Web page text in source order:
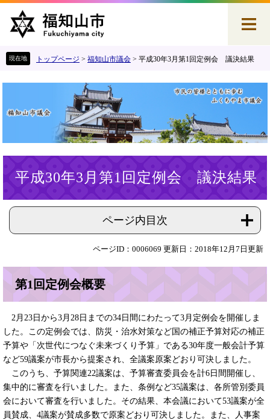
で
。
ば
て
へ
トップページ > 福知山市議会 > 平成30年3月第1回定例会 議決結果
平成30年3月第1回定例会 議決結果
ページ内目次
ページID：0006069 更新日：2018年12月7日更新
第1回定例会概要
2月23日から3月28日までの34日間にわたって3月定例会を開催しま
した。この定例会では、防災・治水対策など国の補正予算対応の補正
予算や「次世代につなぐ未来づくり予算」である30年度一般会計予算
など59議案が市長から提案され、全議案原案どおり可決しました。
このうち、予算関連22議案は、予算審査委員会を計6日間開催し、
集中的に審査を行いました。また、条例など35議案は、各所管別委員
会において審査を行いました。その結果、本会議において53議案が全
員賛成、4議案が賛成多数で原案どおり可決しました。また、人事案